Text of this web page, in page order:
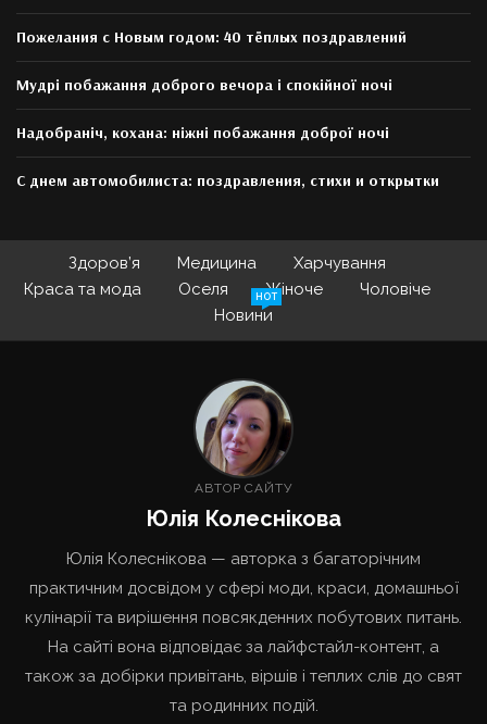
Пожелания с Новым годом: 40 тёплых поздравлений
Мудрі побажання доброго вечора і спокійної ночі
Надобраніч, кохана: ніжні побажання доброї ночі
С днем автомобилиста: поздравления, стихи и открытки
Здоров’я Медицина
Харчування
Краса та мода
Оселя Жіноче
Чоловіче
Новини
HOT
АВТОР САЙТУ
Юлія Колеснікова
Юлія Колеснікова — авторка з багаторічним
практичним досвідом у сфері моди, краси, домашньої
кулінарії та вирішення повсякденних побутових питань.
На сайті вона відповідає за лайфстайл-контент, а
також за добірки привітань, віршів і теплих слів до свят
та родинних подій.